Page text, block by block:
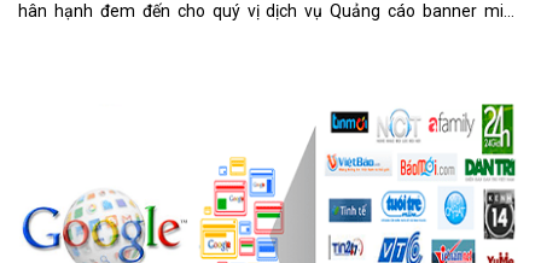
hân hạnh đem đến cho quý vị dịch vụ Quảng cáo banner minh